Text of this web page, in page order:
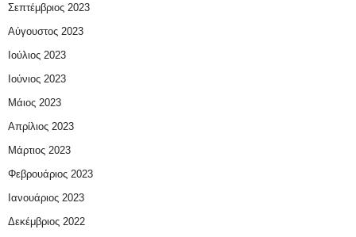
Σεπτέμβριος 2023
Αύγουστος 2023
Ιούλιος 2023
Ιούνιος 2023
Μάιος 2023
Απρίλιος 2023
Μάρτιος 2023
Φεβρουάριος 2023
Ιανουάριος 2023
Δεκέμβριος 2022